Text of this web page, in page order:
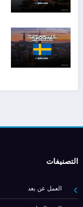
التصنيفات
العمل عن بعد